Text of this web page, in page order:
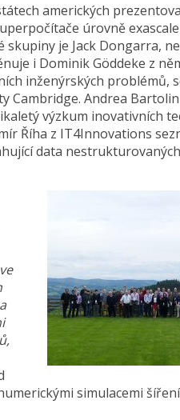
amerických
úrovně
je Jack Dongarra,
i Dominik Göddeke z
inženýrských problémů,
Cambridge. Andrea
výzkum inovativních
Říha z IT4Innovations
data
simulacemi